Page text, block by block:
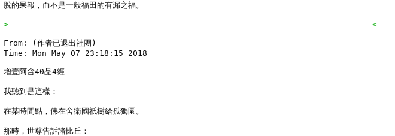
脫的果報，而不是一般福田的有漏之福。
> -------------------------------------------------------------------------- <
From: (作者已退出社團)
Time: Mon May 07 23:18:15 2018
增壹阿含40品4經
我聽到是這樣：
在某時間點，佛在舍衛國祇樹給孤獨園。
那時，世尊告訴諸比丘：